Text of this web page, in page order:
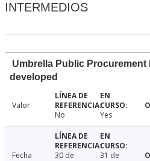
INTERMEDIOS
Umbrella Public Procurement
developed
Valor
No
Yes
Fecha
30 de
31 de